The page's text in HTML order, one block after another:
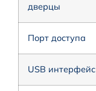
дверцы
Порт доступа
USB интерфейс